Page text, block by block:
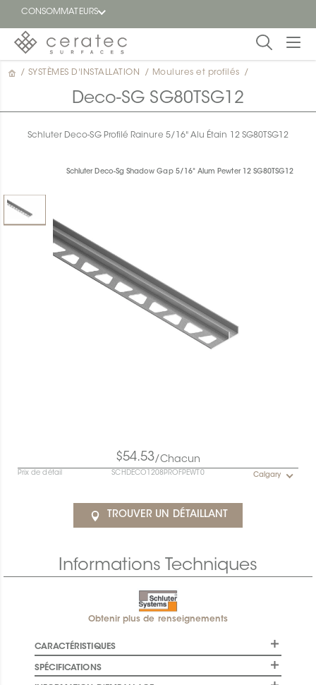
CONSOMMATEURS
En
vedette
un
/ SYSTÈMES D'INSTALLATION / Moulures et profilés /
Deco-SG SG80TSG12
Schluter Deco-SG Profilé Rainure 5/16" Alu Étain 12 SG80TSG12
Schluter Deco-Sg Shadow Gap 5/16" Alum Pewter 12 SG80TSG12
$54.53/Chacun
Prix de détail SCHDECO1208PROFPEWT0 Calgary
TROUVER UN DÉTAILLANT
Informations Techniques
Obtenir plus de renseignements
CARACTÉRISTIQUES
SPÉCIFICATIONS